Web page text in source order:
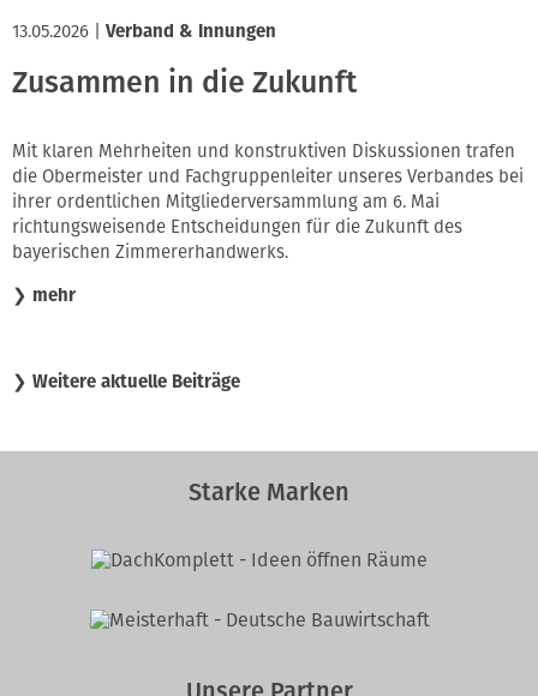
13.05.2026 Verband & Innungen
Zusammen in die Zukunft
Mit klaren Mehrheiten und konstruktiven Diskussionen trafen
die Obermeister und Fachgruppenleiter unseres Verbandes bei
ihrer ordentlichen Mitgliederversammlung am 6. Mai
richtungsweisende Entscheidungen für die Zukunft des
bayerischen Zimmererhandwerks.
❯ mehr
❯ Weitere aktuelle Beiträge
Starke Marken